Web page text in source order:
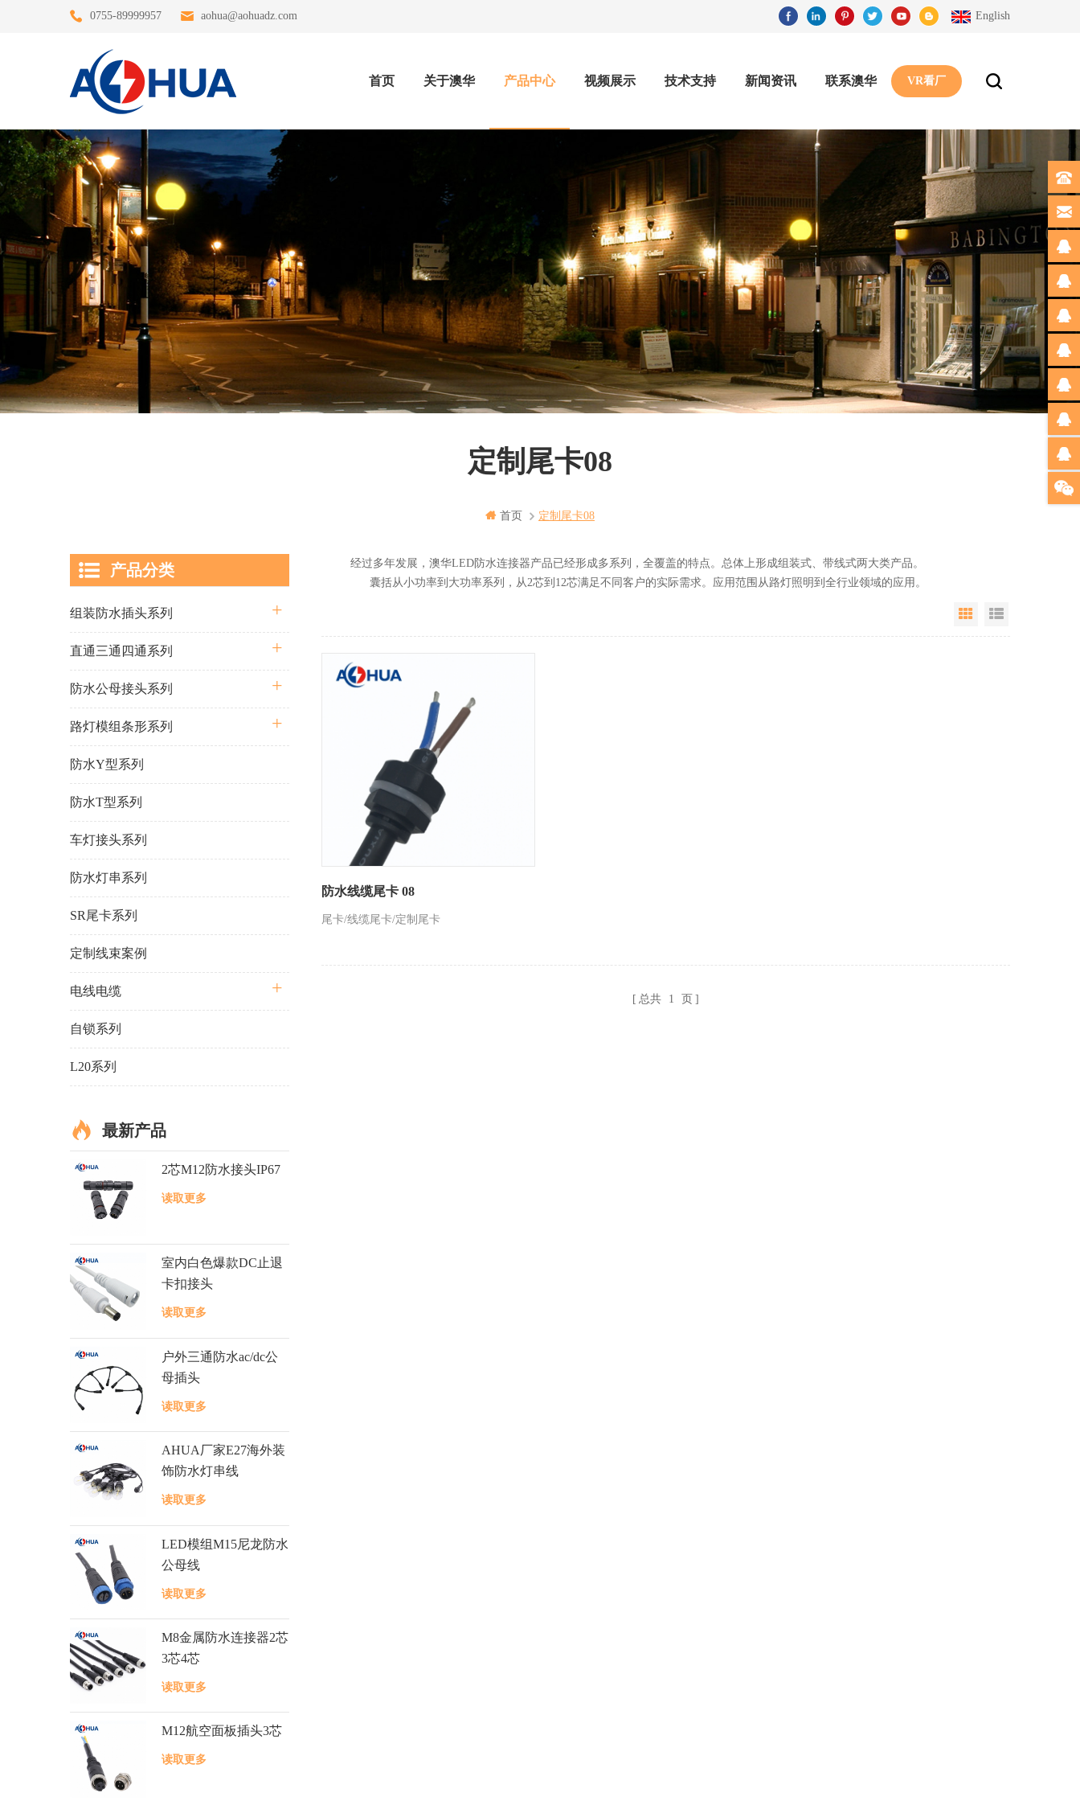
0755-89999957 aohua@aohuadz.com English
VR看厂
首页 关于澳华 产品中心 视频展示 技术支持 新闻资讯 联系澳华
定制尾卡08
首页 定制尾卡08
经过多年发展，澳华LED防水连接器产品已经形成多系列，全覆盖的特点。总体上形成组装式、带线式两大类产品。
囊括从小功率到大功率系列，从2芯到12芯满足不同客户的实际需求。应用范围从路灯照明到全行业领域的应用。
Grid View
防水线缆尾卡 08
尾卡/线缆尾卡/定制尾卡
总共 1 页
产品分类
组装防水插头系列
直通三通四通系列
防水公母接头系列
路灯模组条形系列
防水Y型系列
防水T型系列
车灯接头系列
防水灯串系列
SR尾卡系列
定制线束案例
电线电缆
自锁系列
L20系列
最新产品
2芯M12防水接头IP67
读取更多
室内白色爆款DC止退
卡扣接头
读取更多
户外三通防水ac/dc公
母插头
读取更多
AHUA厂家E27海外装
饰防水灯串线
读取更多
LED模组M15尼龙防水
公母线
读取更多
M8金属防水连接器2芯
3芯4芯
读取更多
M12航空面板插头3芯
读取更多